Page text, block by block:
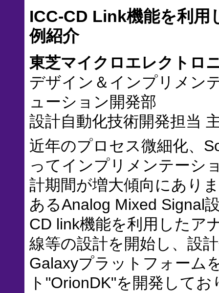
ICC-CD Link機能を利
例紹介
東芝マイクロエレクトロ
デザイン＆インプリメン
ューション開発部
設計自動化技術開発担当
近年のプロセス微細化、
ってインプリメンテーシ
計期間が増大傾向にあり
あるAnalog Mixed Signal
CD link機能を利用したア
線等の設計を開始し、設
Galaxyプラットフォーム
ト"OrionDK"を開発して